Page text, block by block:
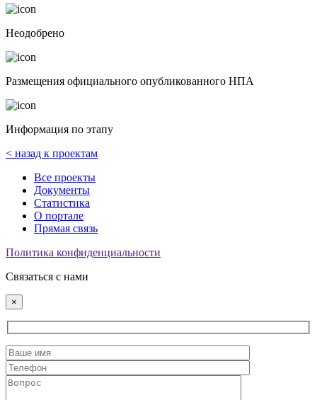
Неодобрено
Размещения официального опубликованного НПА
Информация по этапу
< назад к проектам
Все проекты
Документы
Статистика
О портале
Прямая связь
Политика конфиденциальности
Связаться с нами
×